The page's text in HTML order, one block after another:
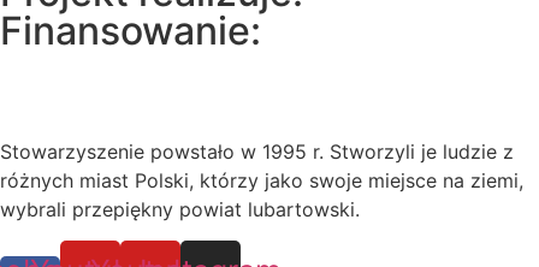
Finansowanie:
Stowarzyszenie powstało w 1995 r. Stworzyli je ludzie z
różnych miast Polski, którzy jako swoje miejsce na ziemi,
wybrali przepiękny powiat lubartowski.